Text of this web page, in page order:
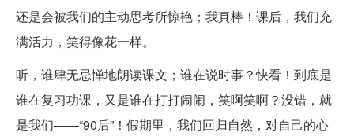
还是会被我们的主动思考所惊艳；我真棒！课后，我们充
满活力，笑得像花一样。
听，谁肆无忌惮地朗读课文；谁在说时事？快看！到底是
谁在复习功课，又是谁在打打闹闹，笑啊笑啊？没错，就
是我们——“90后”！假期里，我们回归自然，对自己的心